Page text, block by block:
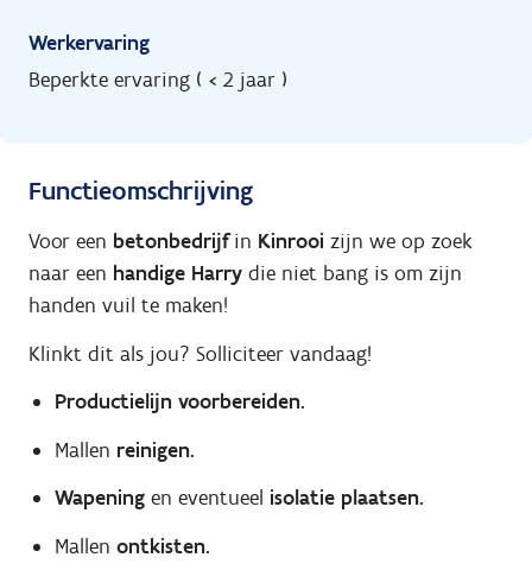
Werkervaring
Beperkte ervaring ( < 2 jaar )
Functieomschrijving
Voor een betonbedrijfin Kinrooi zijn we op zoek
naar een handige Harry die niet bang is om zijn
handen vuil te maken!
Klinkt dit als jou? Solliciteer vandaag!
Productielijn voorbereiden.
Mallen reinigen.
Wapeningen eventueel isolatie plaatsen.
Mallen ontkisten.